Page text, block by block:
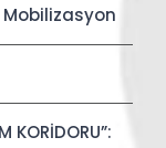
Mobilizasyon
KORİDORU”: